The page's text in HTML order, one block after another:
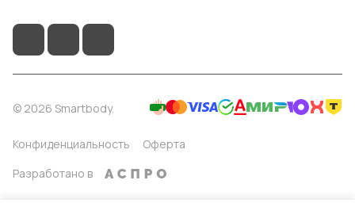
© 2026 Smartbody.
Конфиденциальность
Оферта
Разработано в